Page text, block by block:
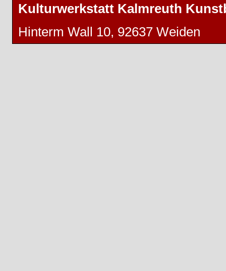
Kulturwerkstatt Kalmreuth
Hinterm Wall 10, 92637 Weiden